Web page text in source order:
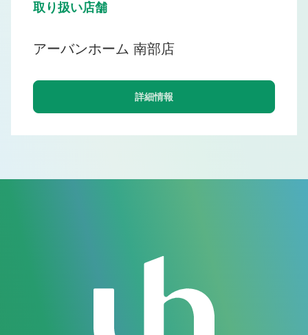
取り扱い店舗
アーバンホーム 南部店
詳細情報